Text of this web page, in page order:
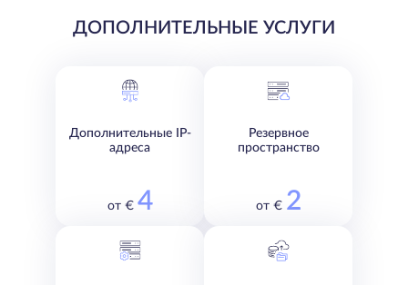
ДОПОЛНИТЕЛЬНЫЕ УСЛУГИ
Дополнительные IP-
адреса
от € 4
Резервное
пространство
от € 2